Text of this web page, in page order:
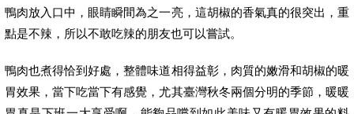
鴨肉放入口中，眼睛瞬間為之一亮，這胡椒的香氣真的很突出，重
點是不辣，所以不敢吃辣的朋友也可以嘗試。
鴨肉也煮得恰到好處，整體味道相得益彰，肉質的嫩滑和胡椒的暖
胃效果，當下吃當下有感覺，尤其臺灣秋冬兩個分明的季節，暖暖